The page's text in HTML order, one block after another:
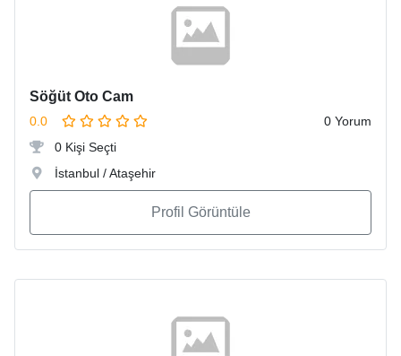
Söğüt Oto Cam
0.0
0 Yorum
0 Kişi Seçti
İstanbul / Ataşehir
Profil Görüntüle